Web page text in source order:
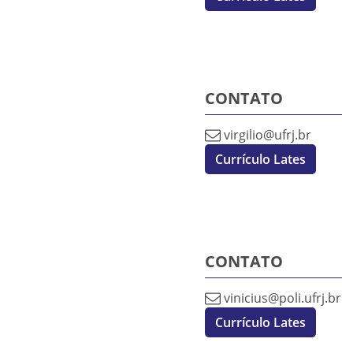
CONTATO
virgilio@ufrj.br
Currículo Lates
CONTATO
vinicius@poli.ufrj.br
Currículo Lates